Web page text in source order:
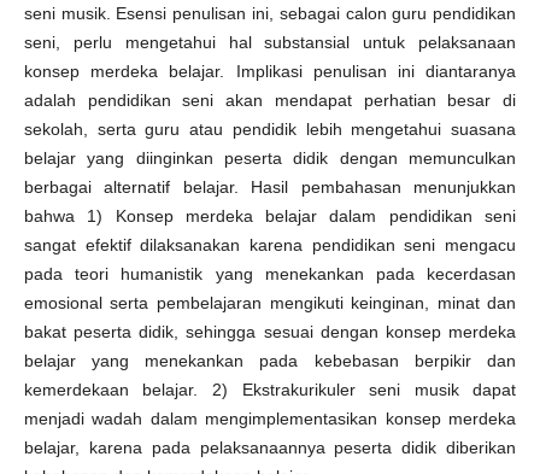
seni musik. Esensi penulisan ini, sebagai calon guru pendidikan
seni, perlu mengetahui hal substansial untuk pelaksanaan
konsep merdeka belajar. Implikasi penulisan ini diantaranya
adalah pendidikan seni akan mendapat perhatian besar di
sekolah, serta guru atau pendidik lebih mengetahui suasana
belajar yang diinginkan peserta didik dengan memunculkan
berbagai alternatif belajar. Hasil pembahasan menunjukkan
bahwa 1) Konsep merdeka belajar dalam pendidikan seni
sangat efektif dilaksanakan karena pendidikan seni mengacu
pada teori humanistik yang menekankan pada kecerdasan
emosional serta pembelajaran mengikuti keinginan, minat dan
bakat peserta didik, sehingga sesuai dengan konsep merdeka
belajar yang menekankan pada kebebasan berpikir dan
kemerdekaan belajar. 2) Ekstrakurikuler seni musik dapat
menjadi wadah dalam mengimplementasikan konsep merdeka
belajar, karena pada pelaksanaannya peserta didik diberikan